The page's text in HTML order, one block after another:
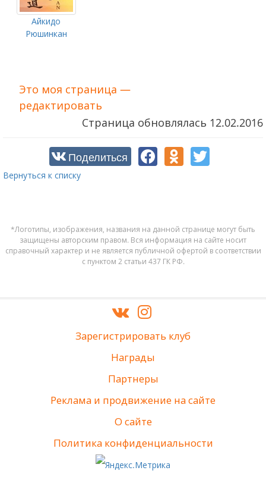
Айкидо
Рюшинкан
Это моя страница —
редактировать
Страница обновлялась 12.02.2016
Поделиться
Вернуться к списку
*Логотипы, изображения, названия на данной странице могут быть
защищены авторским правом. Вся информация на сайте носит
справочный характер и не является публичной офертой в соответствии
с пунктом 2 статьи 437 ГК РФ.
Зарегистрировать клуб
Награды
Партнеры
Реклама и продвижение на сайте
О сайте
Политика конфиденциальности